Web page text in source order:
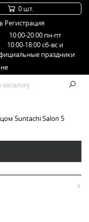
10:00-20:00 пн-пт
10:00-18:00 сб-вс и
праздники
0 шт.
Регистрация
Suntachi Salon 5